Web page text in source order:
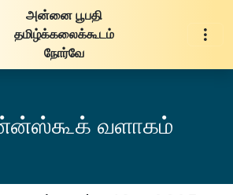
அன்னை பூபதி
தமிழ்க்கலைக்கூடம்
நோர்வே
வளாகம்